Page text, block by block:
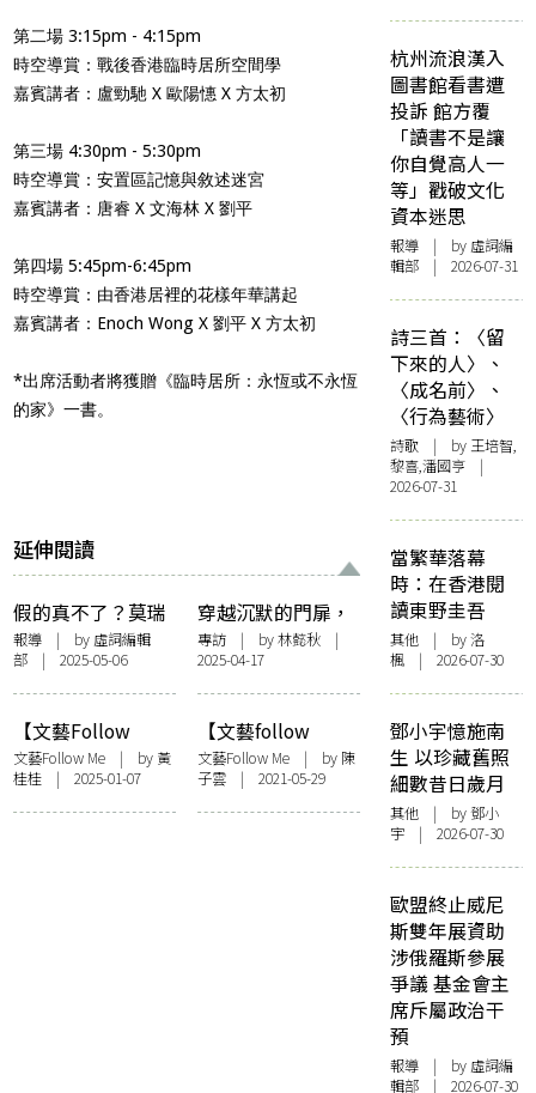
第二場 3:15pm - 4:15pm
時空導賞：戰後香港臨時居所空間學
嘉賓講者：盧勁馳 X 歐陽憓 X 方太初
第三場 4:30pm - 5:30pm
時空導賞：安置區記憶與敘述迷宮
嘉賓講者：唐睿 X 文海林 X 劉平
第四場 5:45pm-6:45pm
時空導賞：由香港居裡的花樣年華講起
嘉賓講者：Enoch Wong X 劉平 X 方太初
*出席活動者將獲贈《臨時居所：永恆或不永恆
的家》一書。
延伸閱讀
假的真不了？莫瑞
泰斯皇家美術館宣
布藏三幅林布蘭假
作！ 特設《林布
蘭？》展覽供公眾
一同欣賞
報導 | by 虛詞編輯
部 | 2025-05-06
穿越沉默的門扉，
揭開文物暗藏的古
董盜賣事——訪
《物方志》藝術家
梅芙·布倫南
專訪| by林懿秋|
2025-04-17
【文藝Follow
Me）慢下來的時間
——「復刻香港．
在地實驗」展覽呈
文藝Follow Me | by 黃
桂桂 | 2025-01-07
【文藝follow
me】推廣文學 離
苦得樂——訪「週
末文學」策展人方
文藝Follow Me| by 陳
子雲| 2021-05-29
杭州流浪漢入
圖書館看書遭
投訴 館方覆
「讀書不是讓
你自覺高人一
等」戳破文化
資本迷思
報導 | by 虛詞編
輯部 | 2026-07-31
詩三首：〈留
下來的人〉、
〈成名前〉、
〈行為藝術〉
詩歌 | by 王培智,
黎喜,潘國亨 |
2026-07-31
當繁華落幕
時：在香港閱
讀東野圭吾
其他 | by洛
楓 | 2026-07-30
鄧小宇憶施南
生 以珍藏舊照
細數昔日歲月
其他 | by 鄧小
宇 | 2026-07-30
歐盟終止威尼
斯雙年展資助
涉俄羅斯參展
爭議 基金會主
席斥屬政治干
預
報導 | by 虛詞編
輯部 | 2026-07-30